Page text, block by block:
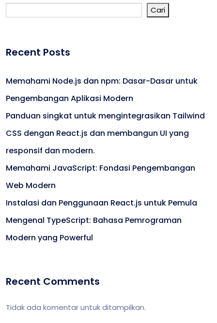
Cari
Recent Posts
Memahami Node.js dan npm: Dasar-Dasar untuk
Pengembangan Aplikasi Modern
Panduan singkat untuk mengintegrasikan Tailwind
CSS dengan React.js dan membangun UI yang
responsif dan modern.
Memahami JavaScript: Fondasi Pengembangan
Web Modern
Instalasi dan Penggunaan React.js untuk Pemula
Mengenal TypeScript: Bahasa Pemrograman
Modern yang Powerful
Recent Comments
Tidak ada komentar untuk ditampilkan.